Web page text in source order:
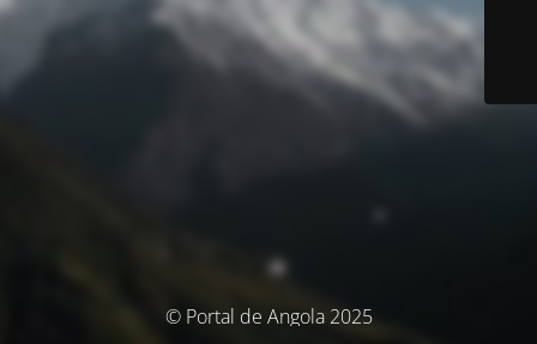
© Portal de Angola 2025